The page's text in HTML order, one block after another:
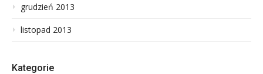
grudzień 2013
listopad 2013
Kategorie